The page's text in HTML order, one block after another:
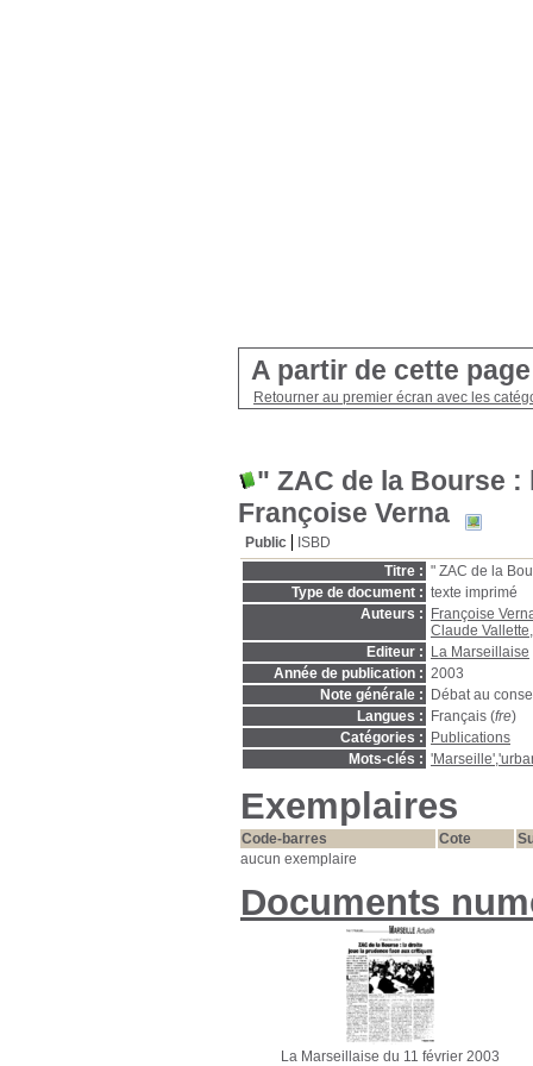
A partir de cette
Retourner au premier écran avec les
" ZAC de la Bourse
Françoise Verna
Public
ISBD
Titre : " ZAC de la
Type de document : texte imprimé
Auteurs :
Françoise
Claude Vallette
Editeur :
La Marseillaise
Année de publication : 2003
Note générale :
Débat au
Langues :
Français (fre)
Catégories :
Publications
Mots-clés :
Exemplaires
Code-barres Cote
aucun exemplaire
Documents
La Marseillaise du 11 février 2003